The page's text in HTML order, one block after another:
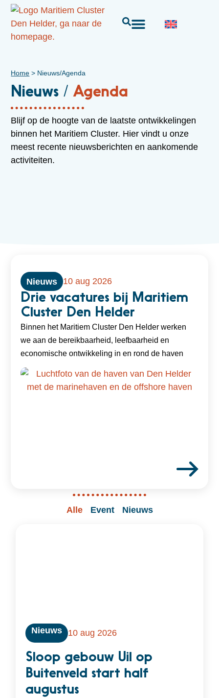
Home > Nieuws/Agenda
Nieuws / Agenda
Blijf op de hoogte van de laatste ontwikkelingen
binnen het Maritiem Cluster. Hier vindt u onze
meest recente nieuwsberichten en aankomende
activiteiten.
Nieuws 10 aug 2026
Drie vacatures bij Maritiem
Cluster Den Helder
Binnen het Maritiem Cluster Den Helder werken
we aan de bereikbaarheid, leefbaarheid en
economische ontwikkeling in en rond de haven
Event Nieuws
Alle
Nieuws 10 aug 2026
Sloop gebouw Uil op
Buitenveld start half
augustus